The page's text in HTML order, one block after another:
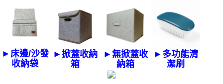
►床邊/沙發
收納袋
►掀蓋收納
箱
►無掀蓋收
納箱
►多功能清
潔刷